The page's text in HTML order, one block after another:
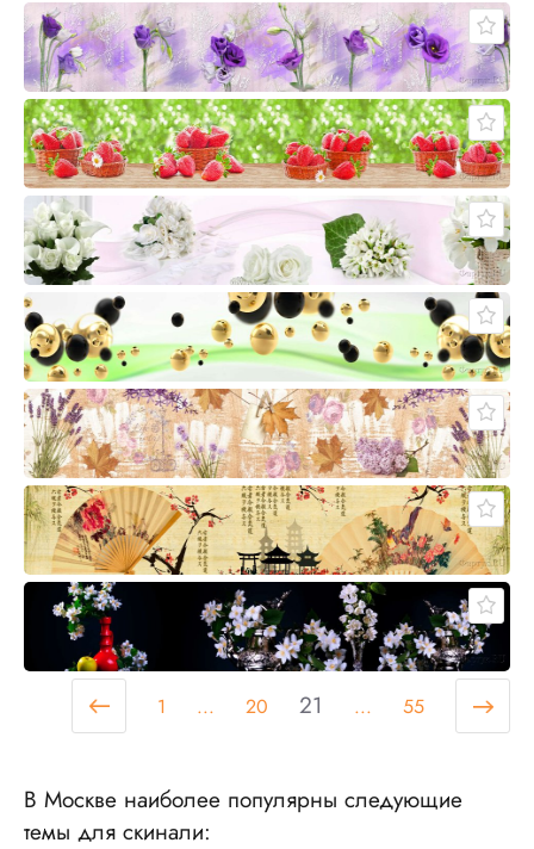
1 ... 20 21 ... 55
В Москве наиболее популярны следующие
темы для скинали: